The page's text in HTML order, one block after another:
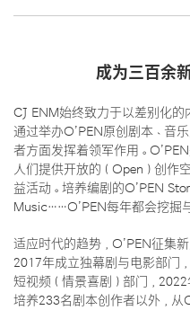
成为三百余
CJ ENM始终致力于以差别化的
通过举办O’PEN原创剧本、音
者方面发挥着领军作用。
人们提供开放的（Open）创作
益活动。培养编剧的O’PEN
Music……O’PEN每年都会挖掘
适应时代的趋势，O’PEN征集
2017年成立独幕剧与电影部门
短视频（情景喜剧）部门，
培养233名剧本创作者以外，从